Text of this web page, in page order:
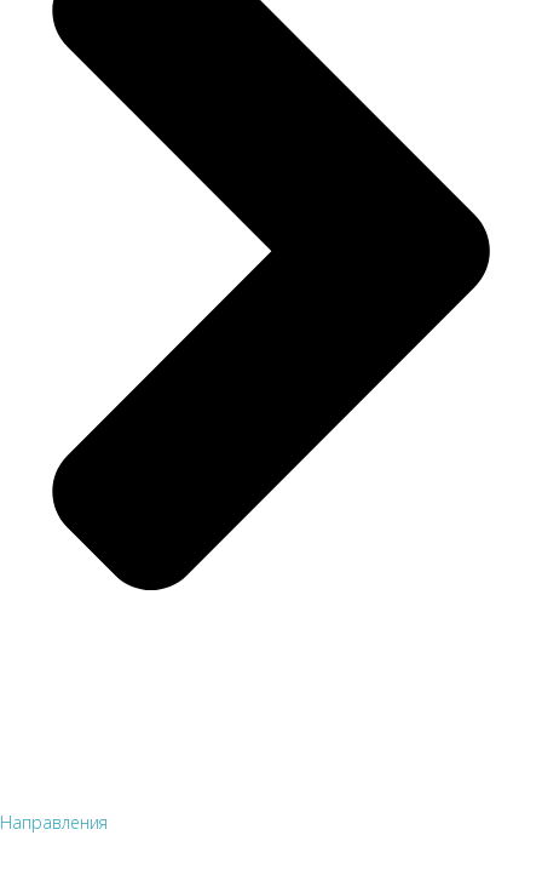
Направления